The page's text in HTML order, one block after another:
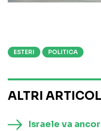
ESTERI POLITICA
ALTRI
Israele va